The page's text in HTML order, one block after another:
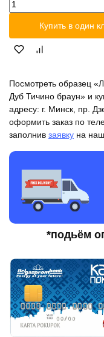
Количество
товара
Ламинат
EVERSENSE
Classic
Дуб
Тичино
браун
Купить в один
Посмотреть образец
Дуб Тичино браун» и
адресу: г. Минск, пр.
оформить заказ по
заполнив заявку на
*подьём